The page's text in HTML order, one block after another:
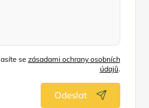
se zásadami ochrany osobních
údajů.
Odeslat